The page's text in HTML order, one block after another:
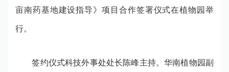
亩南药基地建设指导》项目合作签署仪式在植物园举
行。
签约仪式科技外事处处长陈峰主持。华南植物园副